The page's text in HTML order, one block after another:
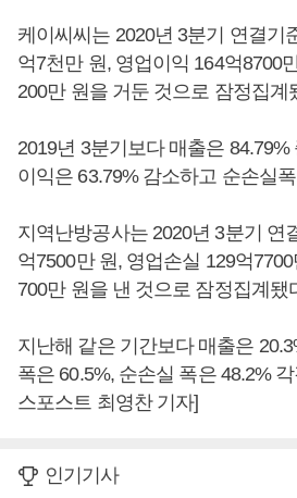
케이씨씨는 2020년 3분기 연결기
억7천만 원, 영업이익 164억8700
200만 원을 거둔 것으로 잠정집계
2019년 3분기보다 매출은 84.79%
이익은 63.79% 감소하고 순손실
지역난방공사는 2020년 3분기 연
억7500만 원, 영업손실 129억
700만 원을 낸 것으로 잠정집계됐
지난해 같은 기간보다 매출은
폭은 60.5%, 순손실 폭은 48.2%
스포스트 최영찬 기자]
인기기사